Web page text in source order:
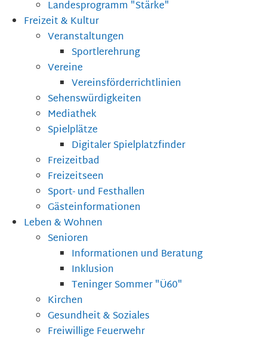
Landesprogramm "Stärke"
Freizeit & Kultur
Veranstaltungen
Sportlerehrung
Vereine
Vereinsförderrichtlinien
Sehenswürdigkeiten
Mediathek
Spielplätze
Digitaler Spielplatzfinder
Freizeitbad
Freizeitseen
Sport- und Festhallen
Gästeinformationen
Leben & Wohnen
Senioren
Informationen und Beratung
Inklusion
Teninger Sommer "Ü60"
Kirchen
Gesundheit & Soziales
Freiwillige Feuerwehr